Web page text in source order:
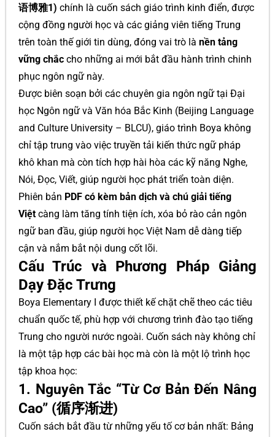
语博雅1) chính là cuốn sách giáo trình kinh điển, được
cộng đồng người học và các giảng viên tiếng Trung
trên toàn thế giới tin dùng, đóng vai trò là nền tảng
vững chắc cho những ai mới bắt đầu hành trình chinh
phục ngôn ngữ này.
Được biên soạn bởi các chuyên gia ngôn ngữ tại Đại
học Ngôn ngữ và Văn hóa Bắc Kinh (Beijing Language
and Culture University – BLCU), giáo trình Boya không
chỉ tập trung vào việc truyền tải kiến thức ngữ pháp
khô khan mà còn tích hợp hài hòa các kỹ năng Nghe,
Nói, Đọc, Viết, giúp người học phát triển toàn diện.
Phiên bản PDF có kèm bản dịch và chú giải tiếng
Việt càng làm tăng tính tiện ích, xóa bỏ rào cản ngôn
ngữ ban đầu, giúp người học Việt Nam dễ dàng tiếp
cận và nắm bắt nội dung cốt lõi.
Cấu Trúc và Phương Pháp Giảng
Dạy Đặc Trưng
Boya Elementary I được thiết kế chặt chẽ theo các tiêu
chuẩn quốc tế, phù hợp với chương trình đào tạo tiếng
Trung cho người nước ngoài. Cuốn sách này không chỉ
là một tập hợp các bài học mà còn là một lộ trình học
tập khoa học:
1. Nguyên Tắc “Từ Cơ Bản Đến Nâng
Cao” (循序渐进)
Cuốn sách bắt đầu từ những yếu tố cơ bản nhất: Bảng